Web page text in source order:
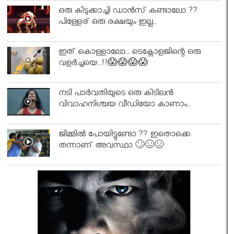
ഒരു കിടുക്കാച്ചി ഡാൻസ് കണ്ടാലോ ??
പിള്ളേര് ഒരു രക്ഷയും ഇല്ല..
ഇത് കൊള്ളാലോ.. ടെക്നോളജിന്റെ ഒരു
വളർച്ചയെ..!!😱😱😱😱
നടി പാർവതിയുടെ ഒരു കിടിലൻ
വിവാഹനിശ്ചയ വീഡിയോ കാണാം..
ജിമ്മിൽ പോയിട്ടുണ്ടോ ?? ഇതൊക്കെ
തന്നാണ് അവസ്ഥാ 🙄😣😣